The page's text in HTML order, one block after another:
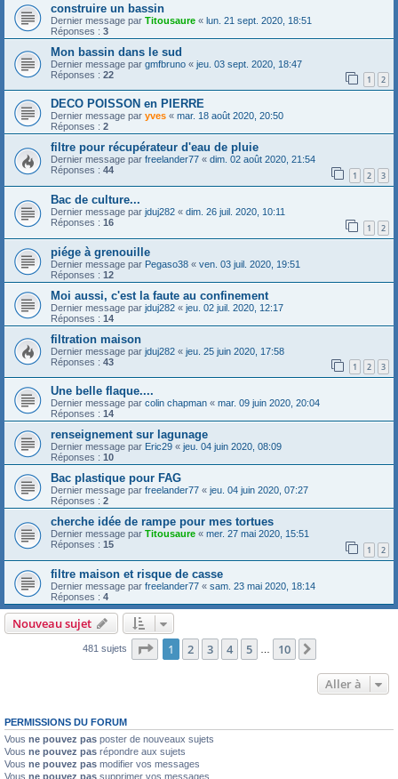
construire un bassin
Dernier message par Titousaure « lun. 21 sept. 2020, 18:51
Réponses : 3
Mon bassin dans le sud
Dernier message par gmfbruno « jeu. 03 sept. 2020, 18:47
Réponses : 22 1 2
DECO POISSON en PIERRE
Dernier message par yves « mar. 18 août 2020, 20:50
Réponses : 2
filtre pour récupérateur d'eau de pluie
Dernier message par freelander77 « dim. 02 août 2020, 21:54
Réponses : 44 1 2 3
Bac de culture...
Dernier message par jduj282 « dim. 26 juil. 2020, 10:11
Réponses : 16 1 2
piége à grenouille
Dernier message par Pegaso38 « ven. 03 juil. 2020, 19:51
Réponses : 12
Moi aussi, c'est la faute au confinement
Dernier message par jduj282 « jeu. 02 juil. 2020, 12:17
Réponses : 14
filtration maison
Dernier message par jduj282 « jeu. 25 juin 2020, 17:58
Réponses : 43 1 2 3
Une belle flaque....
Dernier message par colin chapman « mar. 09 juin 2020, 20:04
Réponses : 14
renseignement sur lagunage
Dernier message par Eric29 « jeu. 04 juin 2020, 08:09
Réponses : 10
Bac plastique pour FAG
Dernier message par freelander77 « jeu. 04 juin 2020, 07:27
Réponses : 2
cherche idée de rampe pour mes tortues
Dernier message par Titousaure « mer. 27 mai 2020, 15:51
Réponses : 15 1 2
filtre maison et risque de casse
Dernier message par freelander77 « sam. 23 mai 2020, 18:14
Réponses : 4
Nouveau sujet
481 sujets Page 1sur10
1 2 3 4 5 10
Aller à
PERMISSIONS DU FORUM
Vous ne pouvez pas poster de nouveaux sujets
Vous ne pouvez pas répondre aux sujets
Vous ne pouvez pas modifier vos messages
Vous ne pouvez pas supprimer vos messages